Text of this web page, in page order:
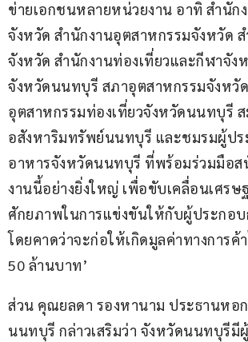
ข่ายเอกชนหลายหน่วยงาน อาทิ สำนั
จังหวัด สำนักงานอุตสาหกรรมจังหวัด
จังหวัด สำนักงานท่องเที่ยวและกีฬาจัง
จังหวัดนนทบุรี สภาอุตสาหกรรมจังหวั
อุตสาหกรรมท่องเที่ยวจังหวัดนนทบุรี
อสังหาริมทรัพย์นนทบุรี และชมรมผู้ปร
อาหารจังหวัดนนทบุรี ที่พร้อมร่วมมือส
งานนี้อย่างยิ่งใหญ่ เพื่อขับเคลื่อนเศรษ
ศักยภาพในการแข่งขันให้กับผู้ประกอบ
โดยคาดว่าจะก่อให้เกิดมูลค่าทางการค้
50 ล้านบาท’
ส่วน คุณยลดา รองหานาม ประธานหอ
นนทบุรี กล่าวเสริมว่า จังหวัดนนทบุรีมี